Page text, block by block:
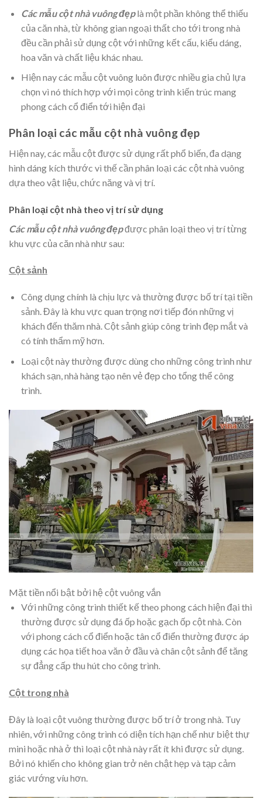
Các mẫu cột nhà vuông đẹplà một phần không thể thiếu
của căn nhà, từ không gian ngoại thất cho tới trong nhà
đều cần phải sử dụng cột với những kết cấu, kiểu dáng,
hoa văn và chất liệu khác nhau.
Hiện nay các mẫu cột vuông luôn được nhiều gia chủ lựa
chọn vì nó thích hợp với mọi công trình kiến trúc mang
phong cách cổ điển tới hiện đại
Phân loại các mẫu cột nhà vuông đẹp
Hiện nay, các mẫu cột được sử dụng rất phổ biến, đa dạng
hình dáng kích thước vì thế cần phân loại các cột nhà vuông
dựa theo vật liệu, chức năng và vị trí.
Phân loại cột nhà theo vị trí sử dụng
Các mẫu cột nhà vuông đẹpđược phân loại theo vị trí từng
khu vực của căn nhà như sau:
Cột sảnh
Công dụng chính là chịu lực và thường được bố trí tại tiền
sảnh.Đây là khu vực quan trọng nơi tiếp đón những vị
khách đến thăm nhà. Cột sảnh giúp công trình đẹp mắt và
có tính thẩm mỹ hơn.
Loại cột này thường được dùng cho những công trình như
khách sạn, nhà hàng tạo nên vẻ đẹp cho tổng thể công
trình.
Mặt tiền nổi bật bởi hệ cột vuông vắn
Với những công trình thiết kế theo phong cách hiện đại thì
thường được sử dụng đá ốp hoặc gạch ốp cột nhà. Còn
với phong cách cổ điển hoặc tân cổ điển thường được áp
dụng các họa tiết hoa văn ở đầu và chân cột sảnh để tăng
sự đẳng cấp thu hút cho công trình.
Cột trong nhà
Đây là loại cột vuông thường được bố trí ở trong nhà. Tuy
nhiên, với những công trình có diện tích hạn chế như biệt thự
mini hoặc nhà ở thì loại cột nhà này rất ít khi được sử dụng.
Bởi nó khiến cho không gian trở nên chật hẹp và tạp cảm
giác vướng víu hơn.